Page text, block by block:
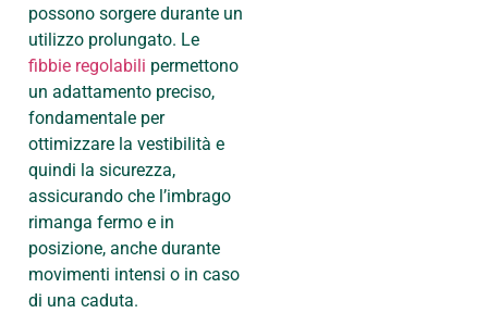
possono sorgere durante un
utilizzo prolungato. Le
fibbie regolabili permettono
un adattamento preciso,
fondamentale per
ottimizzare la vestibilità e
quindi la sicurezza,
assicurando che l’imbrago
rimanga fermo e in
posizione, anche durante
movimenti intensi o in caso
di una caduta.